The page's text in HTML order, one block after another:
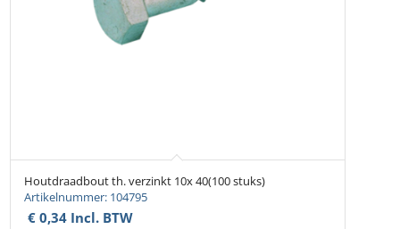
Houtdraadbout th. verzinkt 10x 40(100 stuks)
Artikelnummer: 104795
€ 0,34 Incl. BTW